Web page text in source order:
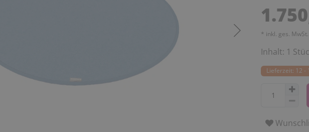
* inkl. ges.
Inhalt: 1
Lieferzeit: 12 -